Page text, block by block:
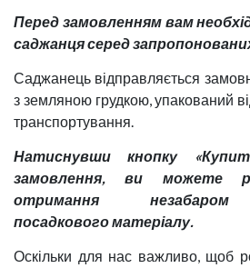
Перед замовленням вам
саджанця серед
Саджанець відправляється
з земляною грудкою, упакований
транспортування.
Натиснувши кнопку
замовлення, ви можете
отримання незабаром
посадкового матеріалу.
Оскільки для нас важливо, щоб